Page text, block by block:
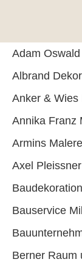
Adam
Albrand
Anker & Wies
Annika Franz
Armins
Axel
Bauservice
Berner Raum